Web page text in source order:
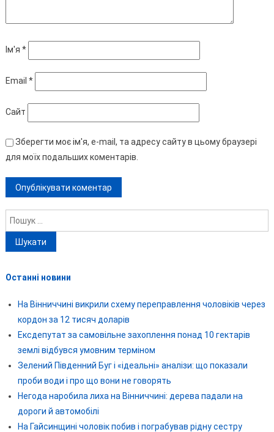
Ім'я *
Email *
Сайт
Зберегти моє ім'я, e-mail, та адресу сайту в цьому браузері
для моїх подальших коментарів.
Пошук:
Останні новини
На Вінниччині викрили схему переправлення чоловіків через
кордон за 12 тисяч доларів
Ексдепутат за самовільне захоплення понад 10 гектарів
землі відбувся умовним терміном
Зелений Південний Буг і «ідеальні» аналізи: що показали
проби води і про що вони не говорять
Негода наробила лиха на Вінниччині: дерева падали на
дороги й автомобілі
На Гайсинщині чоловік побив і пограбував рідну сестру